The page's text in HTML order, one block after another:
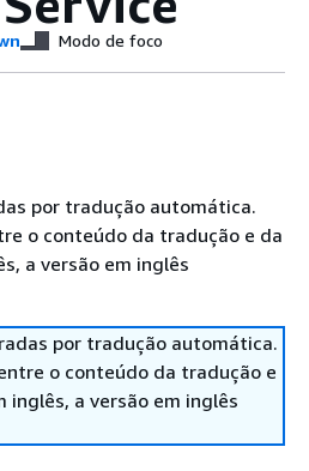
Modo de foco
por tradução automática.
o conteúdo da tradução e da
a versão em inglês
por tradução automática.
o conteúdo da tradução e
inglês, a versão em inglês